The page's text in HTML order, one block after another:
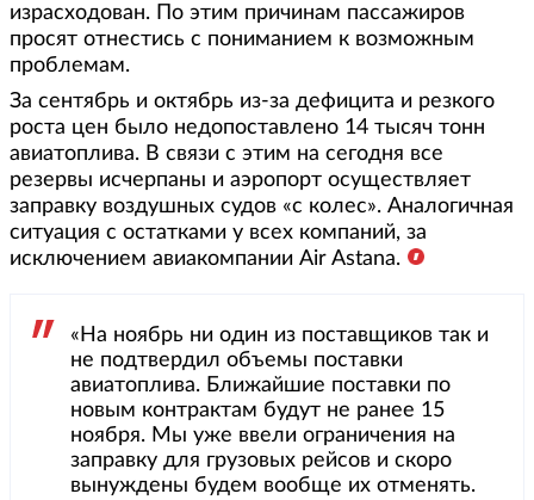
израсходован. По этим причинам пассажиров
просят отнестись с пониманием к возможным
проблемам.
За сентябрь и октябрь из-за дефицита и резкого
роста цен было недопоставлено 14 тысяч тонн
авиатоплива. В связи с этим на сегодня все
резервы исчерпаны и аэропорт осуществляет
заправку воздушных судов «с колес». Аналогичная
ситуация с остатками у всех компаний, за
исключением авиакомпании Air Astana.
«На ноябрь ни один из поставщиков так и
не подтвердил объемы поставки
авиатоплива. Ближайшие поставки по
новым контрактам будут не ранее 15
ноября. Мы уже ввели ограничения на
заправку для грузовых рейсов и скоро
вынуждены будем вообще их отменять.